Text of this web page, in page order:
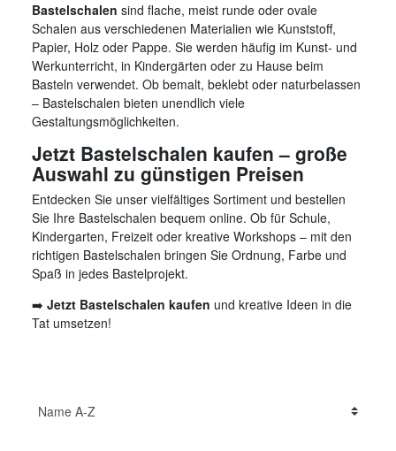
Bastelschalen sind flache, meist runde oder ovale
Schalen aus verschiedenen Materialien wie Kunststoff,
Papier, Holz oder Pappe. Sie werden häufig im Kunst- und
Werkunterricht, in Kindergärten oder zu Hause beim
Basteln verwendet. Ob bemalt, beklebt oder naturbelassen
– Bastelschalen bieten unendlich viele
Gestaltungsmöglichkeiten.
Jetzt Bastelschalen kaufen – große
Auswahl zu günstigen Preisen
Entdecken Sie unser vielfältiges Sortiment und bestellen
Sie Ihre Bastelschalen bequem online. Ob für Schule,
Kindergarten, Freizeit oder kreative Workshops – mit den
richtigen Bastelschalen bringen Sie Ordnung, Farbe und
Spaß in jedes Bastelprojekt.
➡️ Jetzt Bastelschalen kaufen und kreative Ideen in die
Tat umsetzen!